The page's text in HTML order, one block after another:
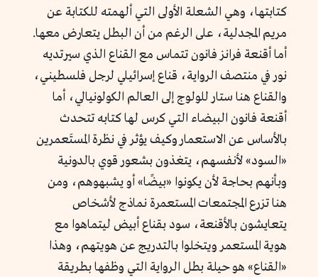
كتابتها، وهي الشعلة الأولى التي ألهمته للكتابة عن
مريم المجدلية، على الرغم من أن البطل يتعارض معها.
أما أقنعة فرانز فانون تتماس مع القناع الذي سيرتديه
نور في منتصف الرواية، قناع إسرائيلي لرجل فلسطيني،
والقناع هنا ستار للولوج إلى العالم الكولونيالي، أما
أقنعة فانون البيضاء التي كرس لها كتابه تتحدث
بالأساس عن الاستعمار وكيف يؤثر في نظرة المستَعمرين
«السود» لأنفسهم، يتغذون بشعور قوي بالدونية
وبأنهم بحاجة لأن يكونوا «بيضًا» أو يشبهوهم، ومن
هنا تزرع المجتمعات المستعمرة نماذج لأشخاص
يتعايشون بالأقنعة، سود بقناع أبيض ليتماهوا مع
هوية المستعمر ويتخلوا بالتدريج عن هويتهم، وهذا
«القناع» هو حيلة بطل الرواية التي وظفها بطريقة